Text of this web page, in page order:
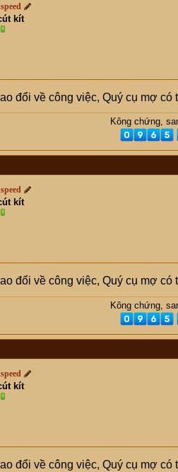
kít
đổi về công việc, Quý cụ mợ có
Kông chứng,
kít
đổi về công việc, Quý cụ mợ có
Kông chứng,
kít
đổi về công việc, Quý cụ mợ có